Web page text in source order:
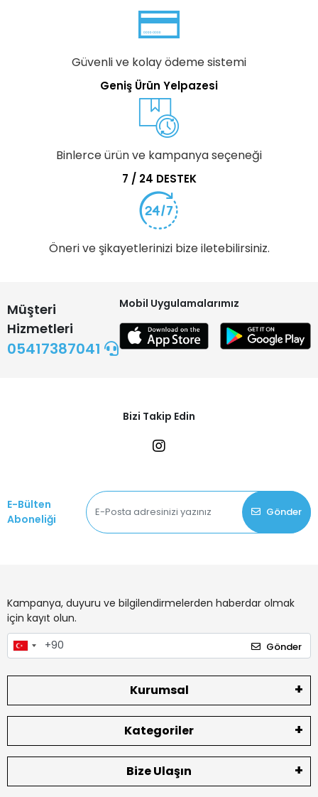
Güvenli ve kolay ödeme sistemi
Geniş Ürün Yelpazesi
Binlerce ürün ve kampanya seçeneği
7 / 24 DESTEK
Öneri ve şikayetlerinizi bize iletebilirsiniz.
Müşteri
Hizmetleri
05417387041
Mobil Uygulamalarımız
Bizi Takip Edin
E-Bülten
Aboneliği
Gönder
Kampanya, duyuru ve bilgilendirmelerden haberdar olmak
için kayıt olun.
Gönder
Kurumsal
Kategoriler
Bize Ulaşın